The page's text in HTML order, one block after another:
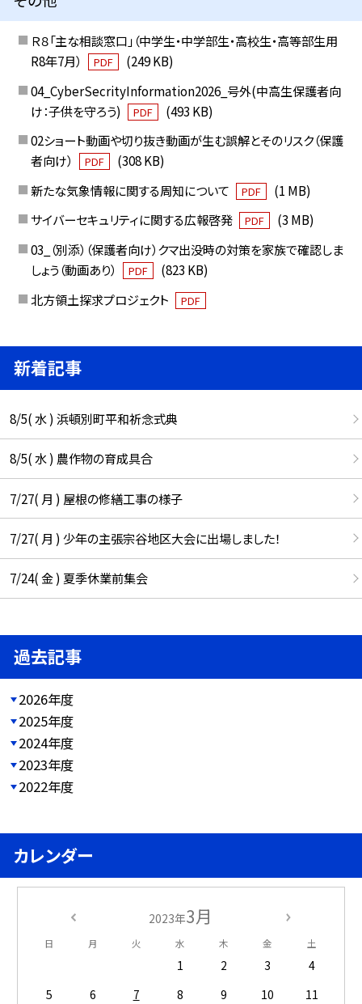
Ｒ８「主な相談窓口」（中学生・中学部生・高校生・高等部生用
R8年7月）
PDF
(249 KB)
04_CyberSecrityInformation2026_号外(中高生保護者向
け：子供を守ろう)
PDF
(493 KB)
02ショート動画や切り抜き動画が生む誤解とそのリスク（保護
者向け）
PDF
(308 KB)
新たな気象情報に関する周知について
PDF
(1 MB)
サイバーセキュリティに関する広報啓発
PDF
(3 MB)
03_（別添）（保護者向け）クマ出没時の対策を家族で確認しま
しょう（動画あり）
PDF
(823 KB)
北方領土探求プロジェクト
PDF
新着記事
8/5( 水 ) 浜頓別町平和祈念式典
8/5( 水 ) 農作物の育成具合
7/27( 月 ) 屋根の修繕工事の様子
7/27( 月 ) 少年の主張宗谷地区大会に出場しました！
7/24( 金 ) 夏季休業前集会
過去記事
2026年度
2025年度
2024年度
2023年度
2022年度
カレンダー
2023年3月
日 月 火 水 木 金 土
1 2 3
4
5
6 7 8 9 10
11